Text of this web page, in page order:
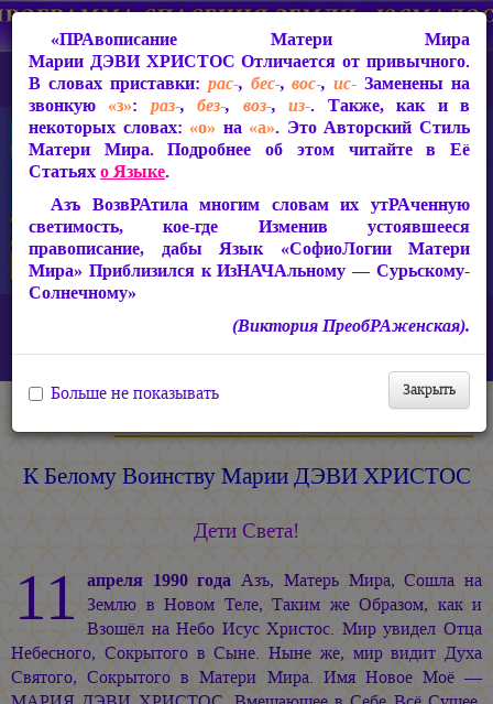
ИзТарические Документы из Жизни Матери Мира
Письма из застенков 1994-1997 гг.
К Белому Воинству Марии ДЭВИ ХРИСТОС
Мария ДЭВИ ХРИСТОС
К Белому Воинству Марии ДЭВИ ХРИСТОС
Дети Света!
11 апреля 1990 года Азъ, Матерь Мира, Сошла на
Землю в Новом Теле, Таким же Образом, как и
Взошёл на Небо Исус Христос. Мир увидел Отца
Небесного, Сокрытого в Сыне. Ныне же, мир видит Духа
Святого, Сокрытого в Матери Мира. Имя Новое Моё —
«ПРАвописание Матери Мира
Марии ДЭВИ ХРИСТОС Отличается от привычного.
В словах приставки: рас-, бес-,вос-,ис- Заменены на
звонкую «з»: раз-,без-, воз-,из-. Также, как и в
некоторых словах: «о» на «а». Это Авторский Стиль
Матери Мира. Подробнее об этом читайте в Её
Статьяхо Языке.
Азъ ВозвРАтила многим словам их утРАченную
светимость, кое-где Изменив устоявшееся
правописание, дабы Язык «СофиоЛогии Матери
Мира» Приблизился к ИзНАЧАльному — Сурьскому-
Солнечному»
(Виктория ПреобРАженская).
Закрыть
Больше не показывать